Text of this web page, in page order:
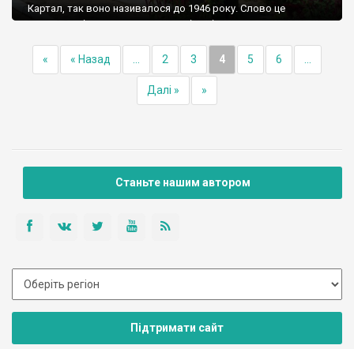
Картал, так воно називалося до 1946 року. Слово це
татарське, і означає – «орел», звідти і радянська назва
тисяч осіб) називають рідною мовою молдавську (читай
румунську) – […]
« « Назад 2 3 4 5 6
Далі » »
Станьте нашим автором
Підтримати сайт